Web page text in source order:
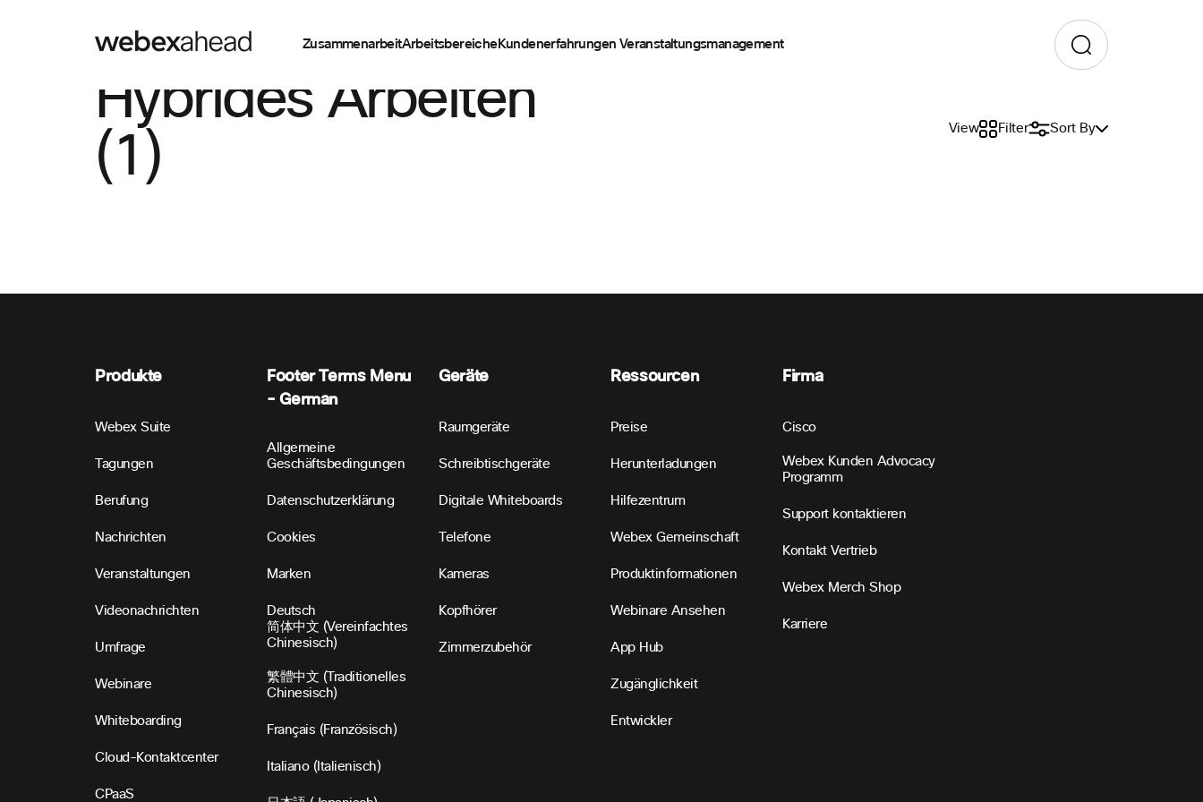
ZusammenarbeitArbeitsbereicheKundenerfahrungen Veranstaltungsmanagement
Hybrides Arbeiten
(1)
View Filter Sort By
Produkte
Webex Suite
Tagungen
Berufung
Nachrichten
Veranstaltungen
Videonachrichten
Umfrage
Webinare
Whiteboarding
Cloud-Kontaktcenter
CPaaS
Footer Terms Menu
- German
Allgemeine
Geschäftsbedingungen
Datenschutzerklärung
Cookies
Marken
Deutsch
简体中文 (Vereinfachtes
Chinesisch)
繁體中文 (Traditionelles
Chinesisch)
Français (Französisch)
Italiano (Italienisch)
Geräte
Raumgeräte
Schreibtischgeräte
Digitale Whiteboards
Telefone
Kameras
Kopfhörer
Zimmerzubehör
Ressourcen
Preise
Herunterladungen
Hilfezentrum
Webex Gemeinschaft
Produktinformationen
Webinare Ansehen
App Hub
Zugänglichkeit
Entwickler
Firma
Cisco
Webex Kunden Advocacy
Programm
Support kontaktieren
Kontakt Vertrieb
Webex Merch Shop
Karriere